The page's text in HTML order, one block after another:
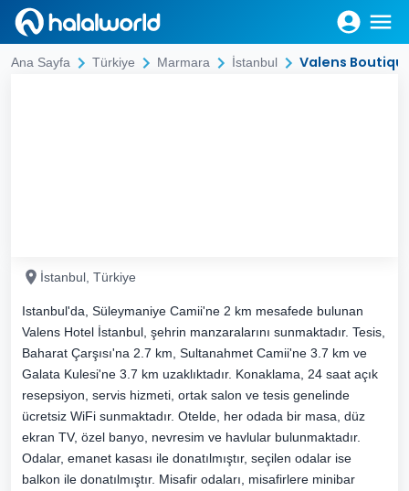
Ana Sayfa Türkiye Marmara İstanbul Valens
İstanbul, Türkiye
Istanbul'da, Süleymaniye Camii'ne 2 km mesafede bulunan
Valens Hotel İstanbul, şehrin manzaralarını sunmaktadır. Tesis,
Baharat Çarşısı'na 2.7 km, Sultanahmet Camii'ne 3.7 km ve
Galata Kulesi'ne 3.7 km uzaklıktadır. Konaklama, 24 saat açık
resepsiyon, servis hizmeti, ortak salon ve tesis genelinde
ücretsiz WiFi sunmaktadır. Otelde, her odada bir masa, düz
ekran TV, özel banyo, nevresim ve havlular bulunmaktadır.
Odalar, emanet kasası ile donatılmıştır, seçilen odalar ise
balkon ile donatılmıştır. Misafir odaları, misafirlere minibar